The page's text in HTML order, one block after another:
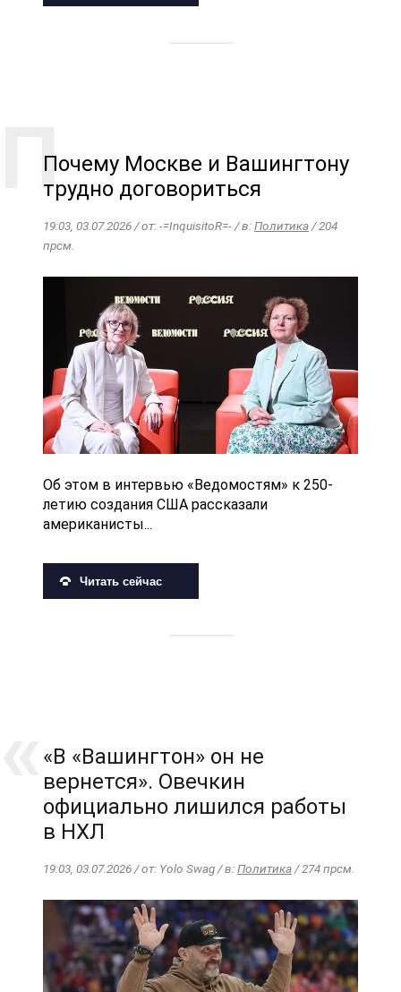
Почему Москве и Вашингтону
трудно договориться
19:03, 03.07.2026 / от: -=InquisitoR=- / в:Политика/ 204
прсм.
Об этом в интервью «Ведомостям» к 250-
летию создания США рассказали
американисты...
Читать сейчас
«В «Вашингтон» он не
вернется». Овечкин
официально лишился работы
в НХЛ
19:03, 03.07.2026 / от: Yolo Swag / в:Политика/ 274 прсм.